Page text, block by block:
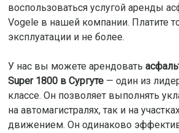
воспользоваться услугой аренды
Vogele в нашей компании. Платите
эксплуатации и не более.
У нас вы можете арендовать
Super 1800 в Сургуте— один из
классе. Он позволяет выполнять
на автомагистралях, так и на
движением. Он одинаково